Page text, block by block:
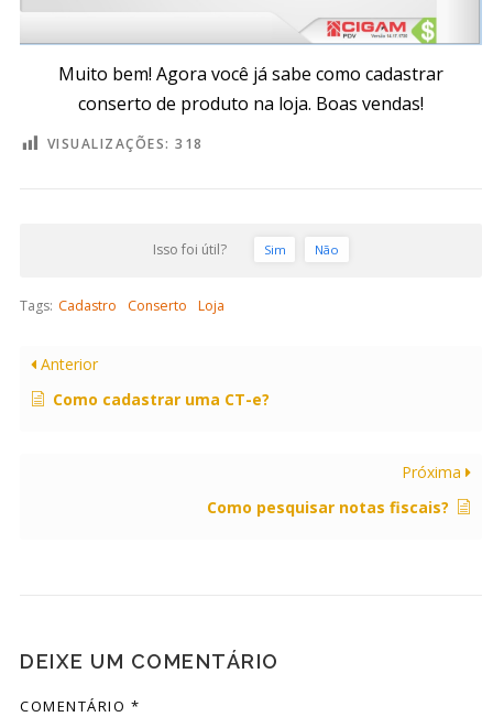
Muito bem! Agora você já sabe como cadastrar
conserto de produto na loja. Boas vendas!
VISUALIZAÇÕES: 318
Isso foi útil? Sim Não
Tags: Cadastro Conserto Loja
Anterior
Como cadastrar uma CT-e?
Próxima
Como pesquisar notas fiscais?
DEIXE UM COMENTÁRIO
COMENTÁRIO *